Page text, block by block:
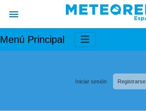
Menú Principal
Iniciar sesión Registrarse